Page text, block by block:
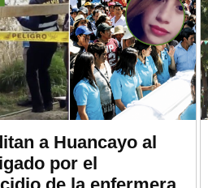
a Huancayo al
por el